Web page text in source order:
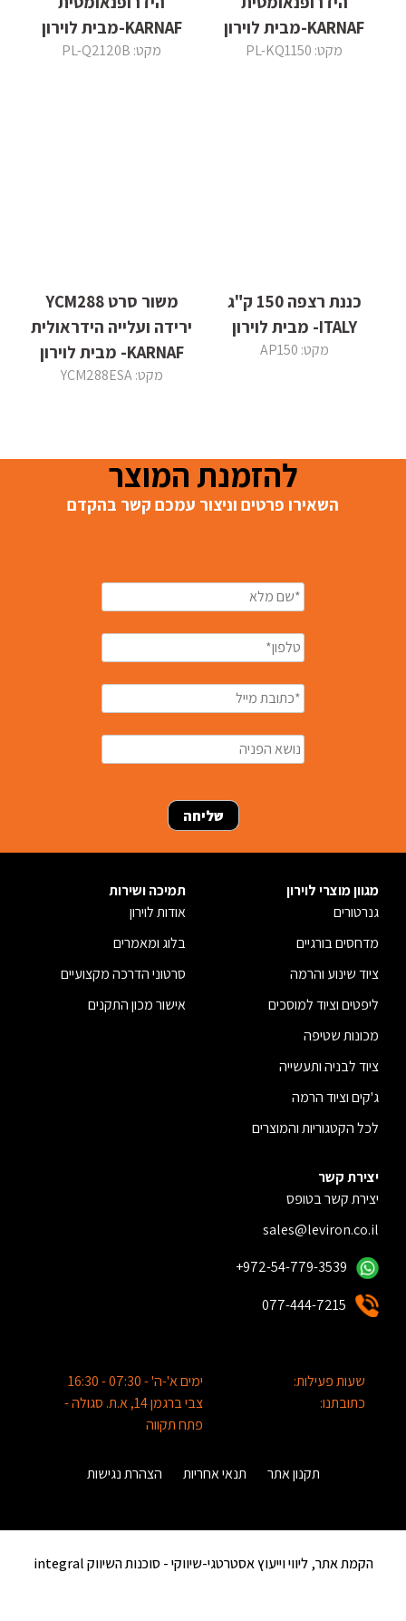
KARNAF-מבית לוירון
מקט: PL-KQ1150
KARNAF-מבית לוירון
מקט: PL-Q2120B
כננת רצפה 150 ק"ג
ITALY- מבית לוירון
מקט: AP150
משור סרט YCM288
ירידה ועלייה הידראולית
KARNAF- מבית לוירון
מקט: YCM288ESA
להזמנת המוצר
השאירו פרטים וניצור עמכם קשר בהקדם
מגוון מוצרי לוירון
גנרטורים
מדחסים בורגיים
ציוד שינוע והרמה
ליפטים וציוד למוסכים
מכונות שטיפה
ציוד לבניה ותעשייה
ג'קים וציוד הרמה
לכל הקטגוריות והמוצרים
תמיכה ושירות
אודות לוירון
בלוג ומאמרים
סרטוני הדרכה מקצועיים
אישור מכון התקנים
יצירת קשר
יצירת קשר בטופס
sales@leviron.co.il
+972-54-779-3539
077-444-7215
שעות פעילות:
ימים א'-ה' - 07:30 - 16:30
כתובתנו:
צבי ברגמן 14, א.ת. סגולה -
פתח תקווה
תקנון אתר תנאי אחריות הצהרת נגישות
הקמת אתר, ליווי וייעוץ אסטרטגי-שיווקי -סוכנות השיווק integral